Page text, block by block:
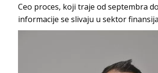
Ceo proces, koji traje od septembra
informacije se slivaju u sektor